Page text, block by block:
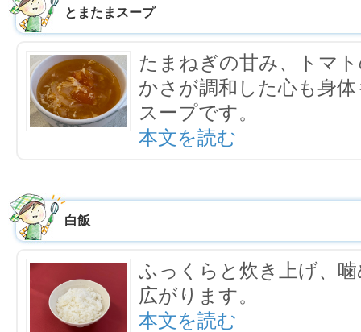
とまたまスープ
たまねぎの甘み、トマ
かさが調和した心も身
スープです。
本文を読む
白飯
ふっくらと炊き上げ、
広がります。
本文を読む